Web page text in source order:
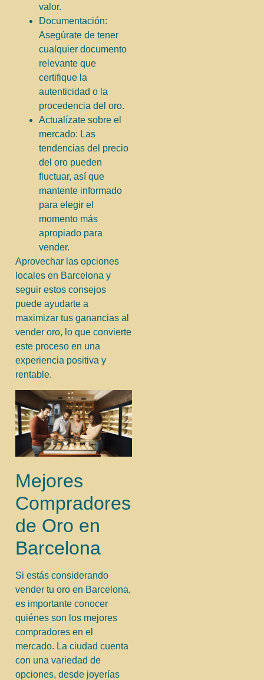
valor.
Documentación:
Asegúrate de tener
cualquier documento
relevante que
certifique la
autenticidad o la
procedencia del oro.
Actualízate sobre el
mercado: Las
tendencias del precio
del oro pueden
fluctuar, así que
mantente informado
para elegir el
momento más
apropiado para
vender.
Aprovechar las opciones
locales en Barcelona y
seguir estos consejos
puede ayudarte a
maximizar tus ganancias al
vender oro, lo que convierte
este proceso en una
experiencia positiva y
rentable.
Mejores
Compradores
de Oro en
Barcelona
Si estás considerando
vender tu oro en Barcelona,
es importante conocer
quiénes son los mejores
compradores en el
mercado. La ciudad cuenta
con una variedad de
opciones, desde joyerías